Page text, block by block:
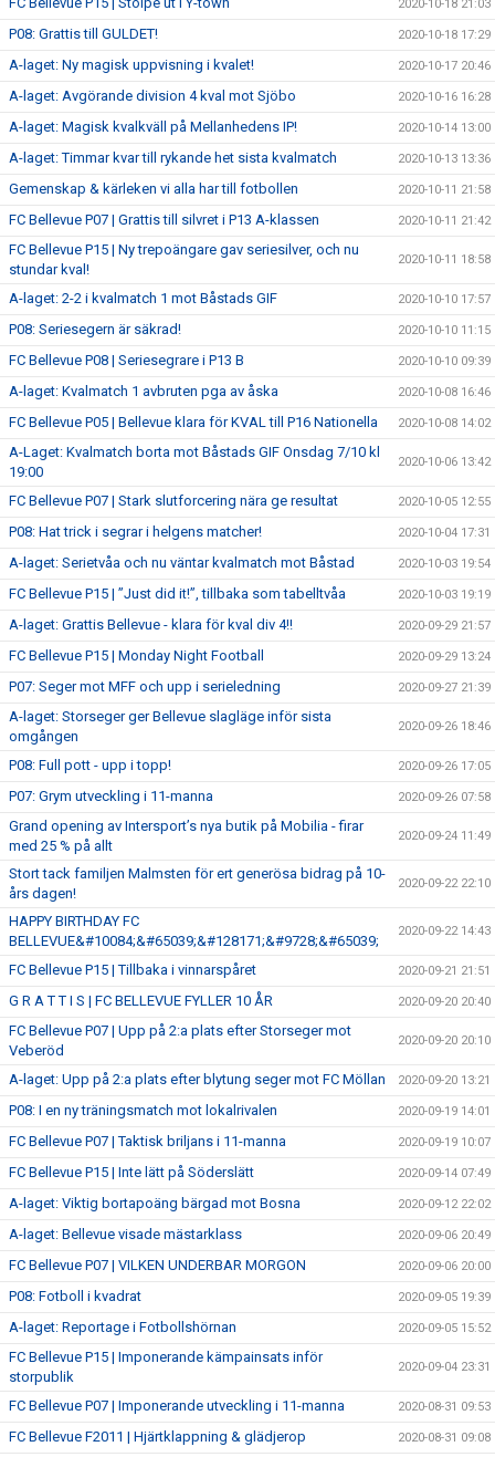
2020-10-18 21:03
P08: Grattis till GULDET! 2020-10-18 17:29
A-laget: Ny magisk uppvisning i kvalet! 2020-10-17 20:46
A-laget: Avgörande division 4 kval mot Sjöbo 2020-10-16 16:28
A-laget: Magisk kvalkväll på Mellanhedens IP! 2020-10-14 13:00
A-laget: Timmar kvar till rykande het sista kvalmatch 2020-10-13 13:36
Gemenskap & kärleken vi alla har till fotbollen 2020-10-11 21:58
FC Bellevue P07 | Grattis till silvret i P13 A-klassen 2020-10-11 21:42
FC Bellevue P15 | Ny trepoängare gav seriesilver, och nu
stundar kval!
2020-10-11 18:58
A-laget: 2-2 i kvalmatch 1 mot Båstads GIF 2020-10-10 17:57
P08: Seriesegern är säkrad! 2020-10-10 11:15
FC Bellevue P08 | Seriesegrare i P13 B 2020-10-10 09:39
A-laget: Kvalmatch 1 avbruten pga av åska 2020-10-08 16:46
FC Bellevue P05 | Bellevue klara för KVAL till P16 Nationella 2020-10-08 14:02
A-Laget: Kvalmatch borta mot Båstads GIF Onsdag 7/10 kl
19:00
2020-10-06 13:42
FC Bellevue P07 | Stark slutforcering nära ge resultat 2020-10-05 12:55
P08: Hat trick i segrar i helgens matcher! 2020-10-04 17:31
A-laget: Serietvåa och nu väntar kvalmatch mot Båstad 2020-10-03 19:54
FC Bellevue P15 | ”Just did it!”, tillbaka som tabelltvåa 2020-10-03 19:19
A-laget: Grattis Bellevue - klara för kval div 4!! 2020-09-29 21:57
FC Bellevue P15 | Monday Night Football 2020-09-29 13:24
P07: Seger mot MFF och upp i serieledning 2020-09-27 21:39
A-laget: Storseger ger Bellevue slagläge inför sista
omgången
2020-09-26 18:46
P08: Full pott - upp i topp! 2020-09-26 17:05
P07: Grym utveckling i 11-manna 2020-09-26 07:58
Grand opening av Intersport’s nya butik på Mobilia - firar
med 25 % på allt
2020-09-24 11:49
Stort tack familjen Malmsten för ert generösa bidrag på 10-
års dagen!
2020-09-22 22:10
HAPPY BIRTHDAY FC
BELLEVUE&#10084;&#65039;&#128171;&#9728;&#65039;
2020-09-22 14:43
FC Bellevue P15 | Tillbaka i vinnarspåret 2020-09-21 21:51
G R A T T I S | FC BELLEVUE FYLLER 10 ÅR 2020-09-20 20:40
FC Bellevue P07 | Upp på 2:a plats efter Storseger mot
Veberöd
2020-09-20 20:10
A-laget: Upp på 2:a plats efter blytung seger mot FC Möllan 2020-09-20 13:21
P08: I en ny träningsmatch mot lokalrivalen 2020-09-19 14:01
FC Bellevue P07 | Taktisk briljans i 11-manna 2020-09-19 10:07
FC Bellevue P15 | Inte lätt på Söderslätt 2020-09-14 07:49
A-laget: Viktig bortapoäng bärgad mot Bosna 2020-09-12 22:02
A-laget: Bellevue visade mästarklass 2020-09-06 20:49
FC Bellevue P07 | VILKEN UNDERBAR MORGON 2020-09-06 20:00
P08: Fotboll i kvadrat 2020-09-05 19:39
A-laget: Reportage i Fotbollshörnan 2020-09-05 15:52
FC Bellevue P15 | Imponerande kämpainsats inför
storpublik
2020-09-04 23:31
FC Bellevue P07 | Imponerande utveckling i 11-manna 2020-08-31 09:53
FC Bellevue F2011 | Hjärtklappning & glädjerop 2020-08-31 09:08